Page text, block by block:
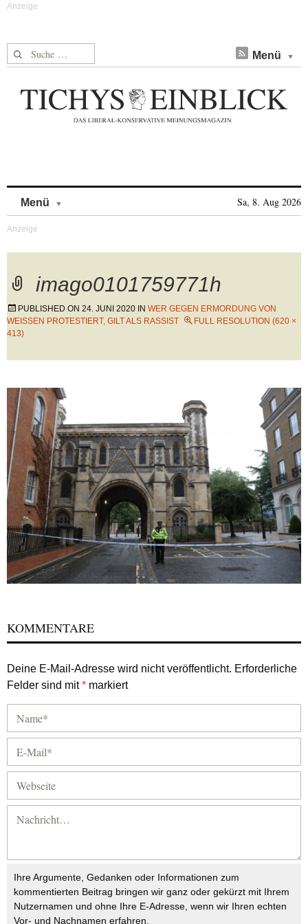
Suche nach: Menü
Menü Sa, 8. Aug 2026
imago0101759771h
PUBLISHED ON 24. JUNI 2020 IN WER GEGEN ERMORDUNG VON
WEISSEN PROTESTIERT, GILT ALS RASSIST
FULL RESOLUTION (620 ×
413)
KOMMENTARE
Deine E-Mail-Adresse wird nicht veröffentlicht. Erforderliche
Felder sind mit* markiert
Ihre Argumente, Gedanken oder Informationen zum
kommentierten Beitrag bringen wir ganz oder gekürzt mit Ihrem
Nutzernamen und ohne Ihre E-Adresse, wenn wir Ihren echten
Vor- und Nachnamen erfahren.